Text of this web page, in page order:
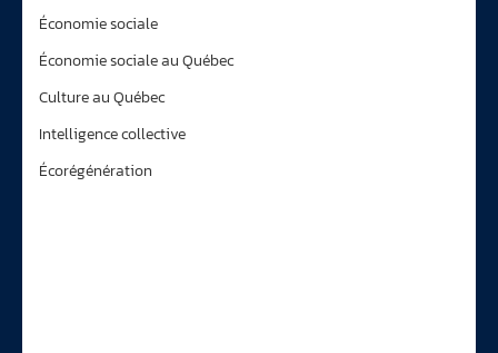
Économie sociale
Économie sociale au Québec
Culture au Québec
Intelligence collective
Écorégénération